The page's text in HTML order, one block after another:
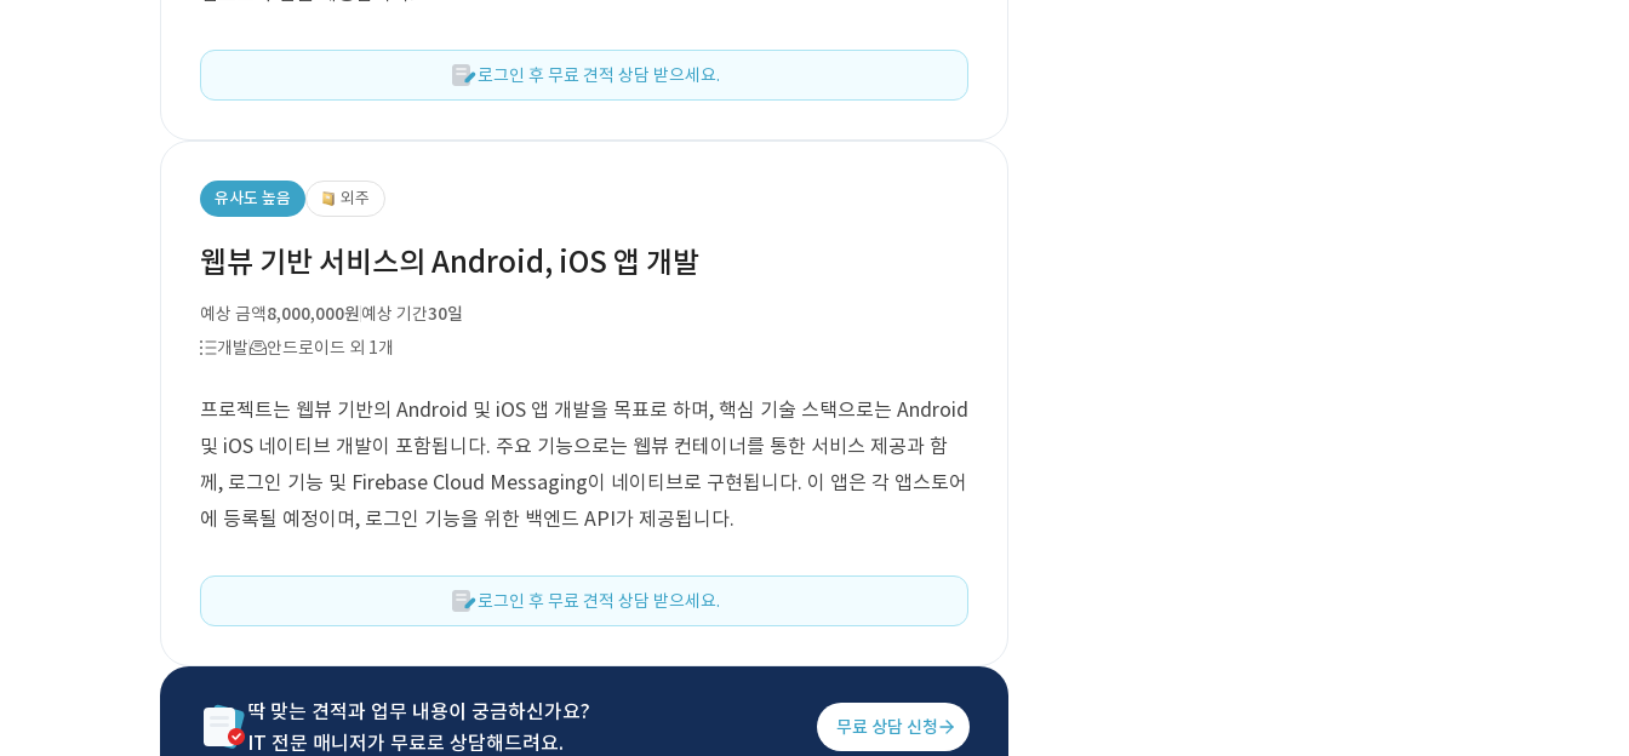
로그인 후 무료 견적 상담 받으세요.
유사도 높음 외주
웹뷰 기반 서비스의 Android, iOS 앱 개발
예상 금액8,000,000원예상 기간30일
개발
안드로이드 외 1개
프로젝트는 웹뷰 기반의 Android 및 iOS 앱 개발을 목표로 하며, 핵심 기술 스택으로는 Android
및 iOS 네이티브 개발이 포함됩니다. 주요 기능으로는 웹뷰 컨테이너를 통한 서비스 제공과 함
께, 로그인 기능 및 Firebase Cloud Messaging이 네이티브로 구현됩니다. 이 앱은 각 앱스토어
에 등록될 예정이며, 로그인 기능을 위한 백엔드 API가 제공됩니다.
로그인 후 무료 견적 상담 받으세요.
딱 맞는 견적과 업무 내용이 궁금하신가요?
IT 전문 매니저가 무료로 상담해드려요.
무료 상담 신청